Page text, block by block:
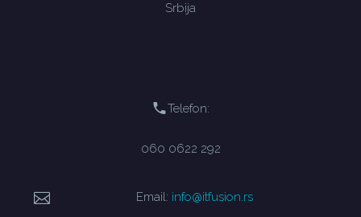
Srbija
Telefon:
060 0622 292
Email: info@itfusion.rs